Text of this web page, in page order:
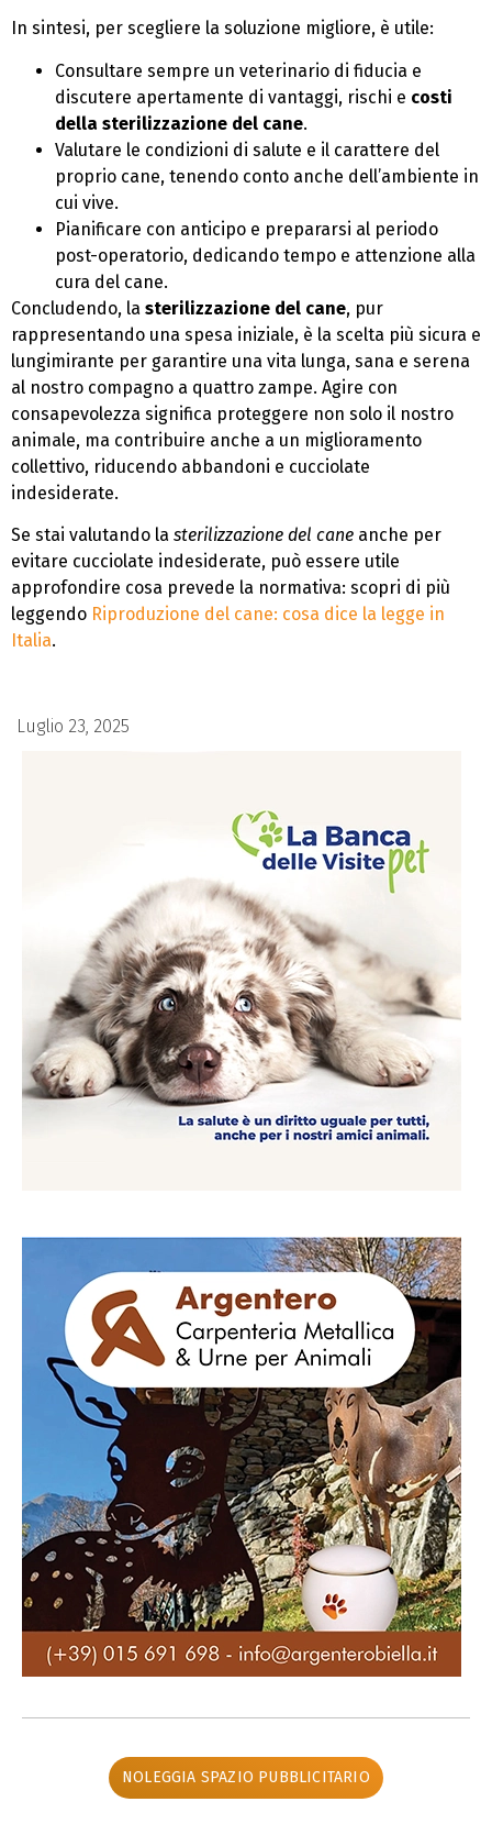
In sintesi, per scegliere la soluzione migliore, è utile:
Consultare sempre un veterinario di fiducia e
discutere apertamente di vantaggi, rischi e costi
della sterilizzazione del cane.
Valutare le condizioni di salute e il carattere del
proprio cane, tenendo conto anche dell’ambiente in
cui vive.
Pianificare con anticipo e prepararsi al periodo
post-operatorio, dedicando tempo e attenzione alla
cura del cane.
Concludendo, la sterilizzazione del cane, pur
rappresentando una spesa iniziale, è la scelta più sicura e
lungimirante per garantire una vita lunga, sana e serena
al nostro compagno a quattro zampe. Agire con
consapevolezza significa proteggere non solo il nostro
animale, ma contribuire anche a un miglioramento
collettivo, riducendo abbandoni e cucciolate
indesiderate.
Se stai valutando la sterilizzazione del cane anche per
evitare cucciolate indesiderate, può essere utile
approfondire cosa prevede la normativa: scopri di più
leggendo Riproduzione del cane: cosa dice la legge in
Italia.
Luglio 23, 2025
NOLEGGIA SPAZIO PUBBLICITARIO